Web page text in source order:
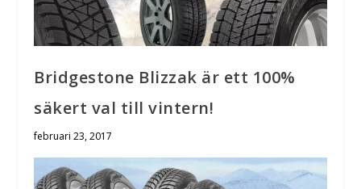
Bridgestone Blizzak är ett 100%
säkert val till vintern!
februari 23, 2017